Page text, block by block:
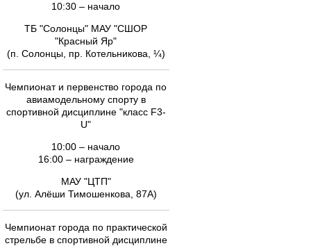
10:30 – начало
ТБ "Солонцы" МАУ "СШОР
"Красный Яр"
(п. Солонцы, пр. Котельникова, ¼)
Чемпионат и первенство города по
авиамодельному спорту в
спортивной дисциплине "класс F3-
U"
10:00 – начало
16:00 – награждение
МАУ "ЦТП"
(ул. Алёши Тимошенкова, 87А)
Чемпионат города по практической
стрельбе в спортивной дисциплине